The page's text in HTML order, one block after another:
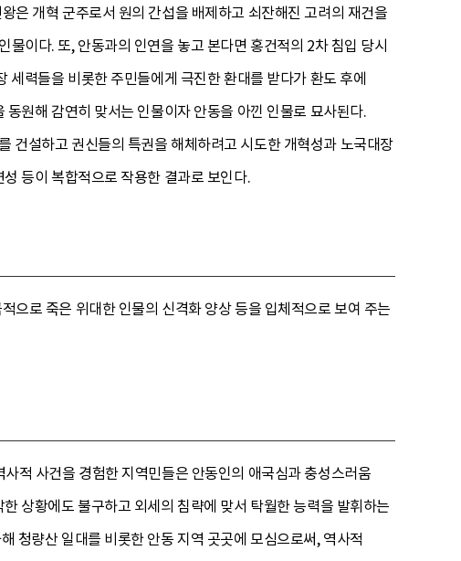
은 개혁 군주로서 원의 간섭을 배제하고 쇠잔해진 고려의 재건을
이다. 또, 안동과의 인연을 놓고 본다면 홍건적의 2차 침입 당시
력들을 비롯한 주민들에게 극진한 환대를 받다가 환도 후에
원해 감연히 맞서는 인물이자 안동을 아낀 인물로 묘사된다.
건설하고 권신들의 특권을 해체하려고 시도한 개혁성과 노국대장
등이 복합적으로 작용한 결과로 보인다.
으로 죽은 위대한 인물의 신격화 양상 등을 입체적으로 보여 주는
적 사건을 경험한 지역민들은 안동인의 애국심과 충성스러움
상황에도 불구하고 외세의 침략에 맞서 탁월한 능력을 발휘하는
청량산 일대를 비롯한 안동 지역 곳곳에 모심으로써, 역사적